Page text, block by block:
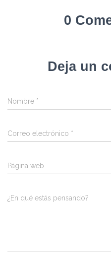
0
Deja un
Nombre *
Correo electrónico *
Página web
¿En qué estás pensando?